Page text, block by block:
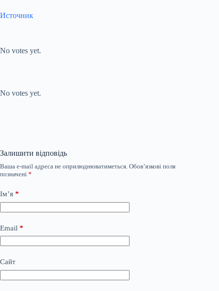
Источник
No votes yet.
No votes yet.
Залишити відповідь
Ваша e-mail адреса не оприлюднюватиметься. Обов’язкові поля
позначені *
Ім’я *
Email *
Сайт